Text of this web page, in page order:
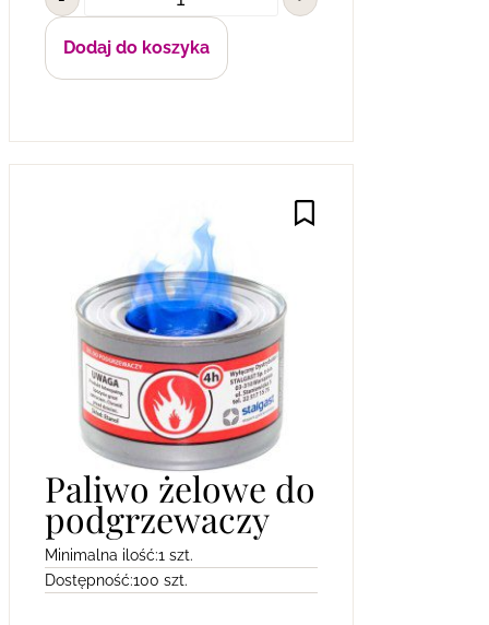
Dodaj do koszyka
Paliwo żelowe do
podgrzewaczy
Minimalna ilość:1 szt.
Dostępność:100 szt.